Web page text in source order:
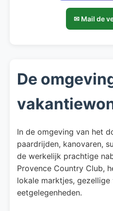
✉ Mail de
De
In de omgeving van het
paardrijden, kanovaren,
de werkelijk prachtige
Provence Country Club,
lokale marktjes,
eetgelegenheden.